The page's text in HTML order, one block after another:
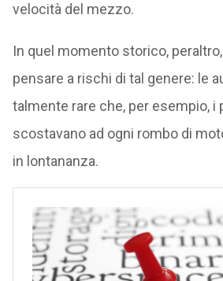
velocità del mezzo.
In quel momento storico,
pensare a rischi di tal genere: le
talmente rare che, per esempio, i
scostavano ad ogni rombo di
in lontananza.